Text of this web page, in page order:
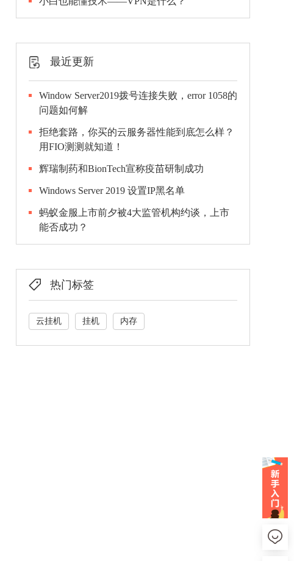
最近更新
Window Server2019拨号连接失败，error 1058的
问题如何解
拒绝套路，你买的云服务器性能到底怎么样？
用FIO测测就知道！
辉瑞制药和BionTech宣称疫苗研制成功
Windows Server 2019 设置IP黑名单
蚂蚁金服上市前夕被4大监管机构约谈，上市
能否成功？
热门标签
云挂机 挂机 内存